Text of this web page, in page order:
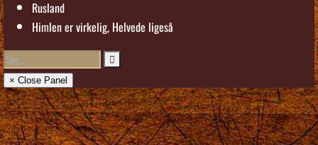
Rusland
Himlen er virkelig, Helvede ligeså
× Close Panel